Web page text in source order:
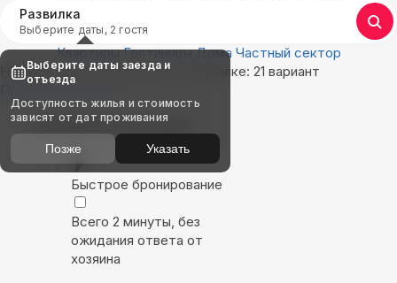
Развилка
Выберите даты, 2 гостя
Квартиры Гостиницы Дома Частный сектор
Найдём, где остановиться в Развилке: 21 вариант
Показать на карте
Выбирайте лучшее
Быстрое бронирование
Всего 2 минуты, без
ожидания ответа от
хозяина
Выберите даты заезда и
отъезда
Доступность жилья и стоимость
зависят от дат проживания
Позже Указать